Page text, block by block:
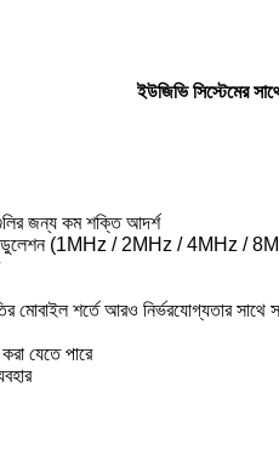
ইউজিভি সিস্টেমের
জন্য কম শক্তি আদর্শ
মডুলেশন (1MHz / 2MHz / 4MHz /
মোবাইল শর্তে আরও নির্ভরযোগ্যতার সাথে
করা যেতে পারে